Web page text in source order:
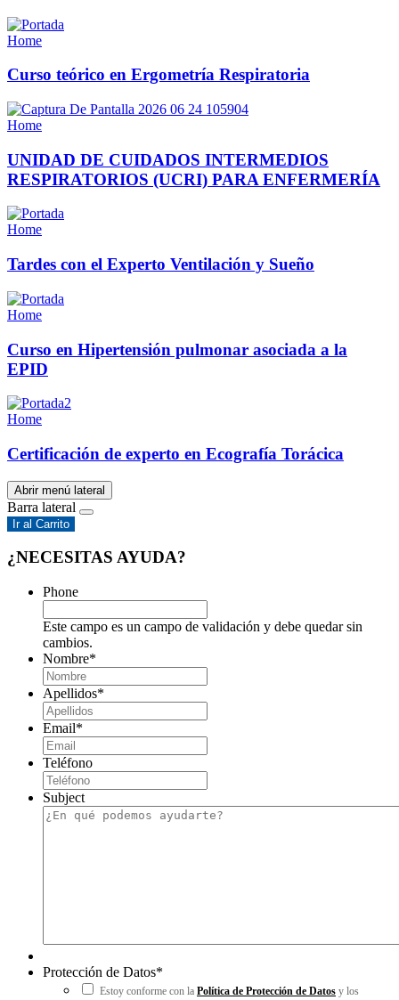
Home
Curso teórico en Ergometría Respiratoria
Home
UNIDAD DE CUIDADOS INTERMEDIOS
RESPIRATORIOS (UCRI) PARA ENFERMERÍA
Home
Tardes con el Experto Ventilación y Sueño
Home
Curso en Hipertensión pulmonar asociada a la
EPID
Home
Certificación de experto en Ecografía Torácica
Abrir menú lateral
Barra lateral
Ir al Carrito
¿NECESITAS AYUDA?
Phone
Este campo es un campo de validación y debe quedar sin
cambios.
Nombre*
Apellidos*
Email*
Teléfono
Subject
Protección de Datos*
Estoy conforme con la Política de Protección de Datos y los